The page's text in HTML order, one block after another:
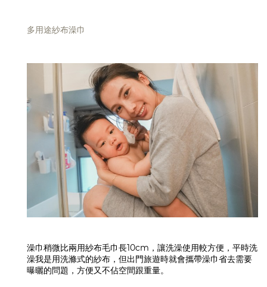
多用途紗布澡巾
澡巾稍微比兩用紗布毛巾長10cm，讓洗澡使用較方便，平時洗
澡我是用洗滌式的紗布，但出門旅遊時就會攜帶澡巾省去需要
曝曬的問題，方便又不佔空間跟重量。